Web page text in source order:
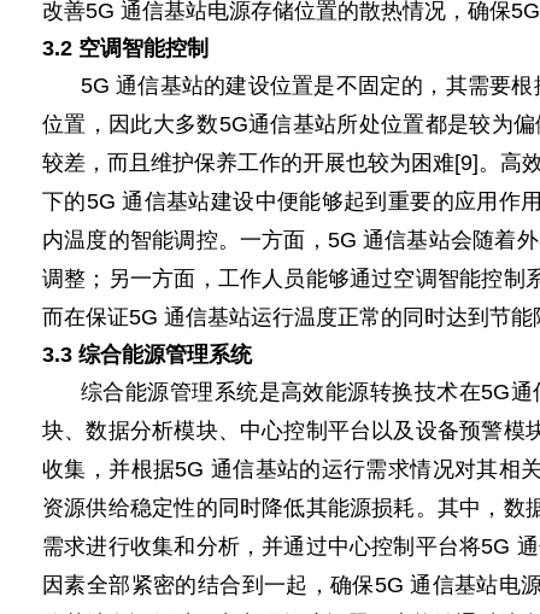
改善5G 通信基站电源存储位置的散热情况，确保5G
3.2 空调智能控制
5G 通信基站的建设位置是不固定的，其需要
位置，因此大多数5G通信基站所处位置都是较为
较差，而且维护保养工作的开展也较为困难[9]。高
下的5G 通信基站建设中便能够起到重要的应用作
内温度的智能调控。一方面，5G 通信基站会随着
调整；另一方面，工作人员能够通过空调 智能控制
而在保证5G 通信基站运行温度正常的同时达到节能
3.3 综合能源管理系统
综合能源管理系统是高效能源转换技术在5G
块、数据分析模块、中心控制平台以及设备预警
收集，并根据5G 通信基站的运行需求情况对其相
资源供给稳定性的同时降低其能源损耗。其中，
需求进行收集和分析，并通过中心控制平台将5G
因素全部紧密的结合到一起，确保5G 通信基站电